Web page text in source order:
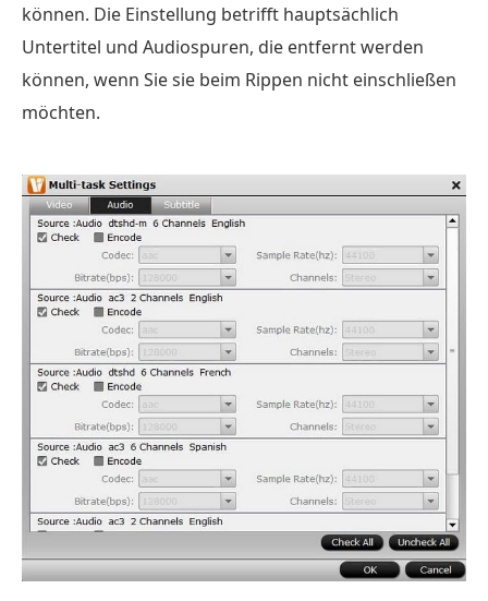
können. Die Einstellung betrifft hauptsächlich
Untertitel und Audiospuren, die entfernt werden
können, wenn Sie sie beim Rippen nicht einschließen
möchten.